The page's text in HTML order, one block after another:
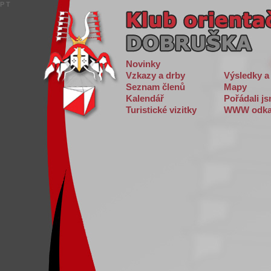
Novinky
Vzkazy a drby
Výsledky
Seznam členů
Mapy
Kalendář
Pořádali
Turistické vizitky
WWW
P T